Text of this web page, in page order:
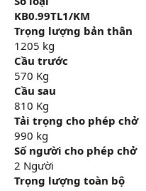
KB0.99TL1/KM
Trọng lượng bản thân
1205 kg
Cầu trước
570 Kg
Cầu sau
810 Kg
Tải trọng cho phép chở
990 kg
Số người cho phép chở
2 Người
Trọng lượng toàn bộ